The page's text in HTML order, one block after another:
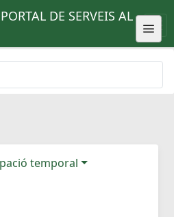
DE SERVEIS AL
temporal